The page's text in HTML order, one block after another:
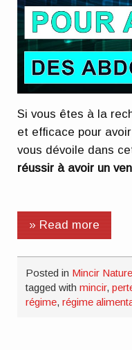
Si vous êtes à la
et efficace pour
vous dévoile dans
réussir à avoir un
» Read more
Posted in Mincir
tagged withmincir,
régime,régime